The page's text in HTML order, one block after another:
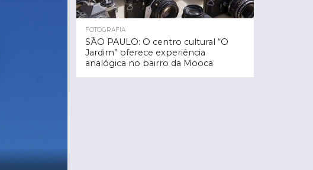
FOTOGRAFIA
SÃO PAULO: O centro cultural “O
Jardim” oferece experiência
analógica no bairro da Mooca